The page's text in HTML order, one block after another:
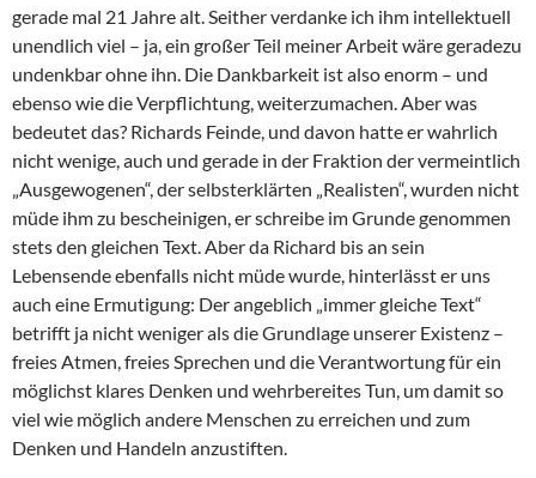
gerade mal 21 Jahre alt. Seither verdanke ich ihm intellektuell
unendlich viel – ja, ein großer Teil meiner Arbeit wäre geradezu
undenkbar ohne ihn. Die Dankbarkeit ist also enorm – und
ebenso wie die Verpflichtung, weiterzumachen. Aber was
bedeutet das? Richards Feinde, und davon hatte er wahrlich
nicht wenige, auch und gerade in der Fraktion der vermeintlich
„Ausgewogenen“, der selbsterklärten „Realisten“, wurden nicht
müde ihm zu bescheinigen, er schreibe im Grunde genommen
stets den gleichen Text. Aber da Richard bis an sein
Lebensende ebenfalls nicht müde wurde, hinterlässt er uns
auch eine Ermutigung: Der angeblich „immer gleiche Text“
betrifft ja nicht weniger als die Grundlage unserer Existenz –
freies Atmen, freies Sprechen und die Verantwortung für ein
möglichst klares Denken und wehrbereites Tun, um damit so
viel wie möglich andere Menschen zu erreichen und zum
Denken und Handeln anzustiften.